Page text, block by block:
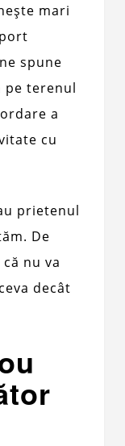
mari
spune
pe terenul
a
cu
prietenul
De
nu va
decât